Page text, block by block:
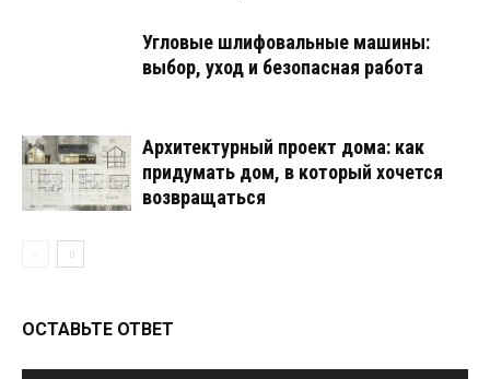
Угловые шлифовальные машины:
выбор, уход и безопасная работа
Архитектурный проект дома: как
придумать дом, в который хочется
возвращаться
ОСТАВЬТЕ ОТВЕТ